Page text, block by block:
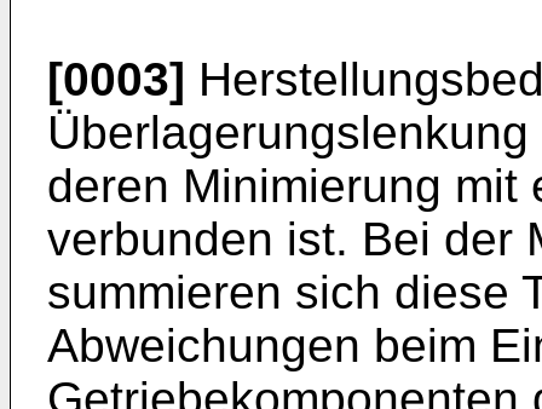
[0003]
deren Minimierung mit
verbunden ist. Bei der
summieren sich diese
Abweichungen beim